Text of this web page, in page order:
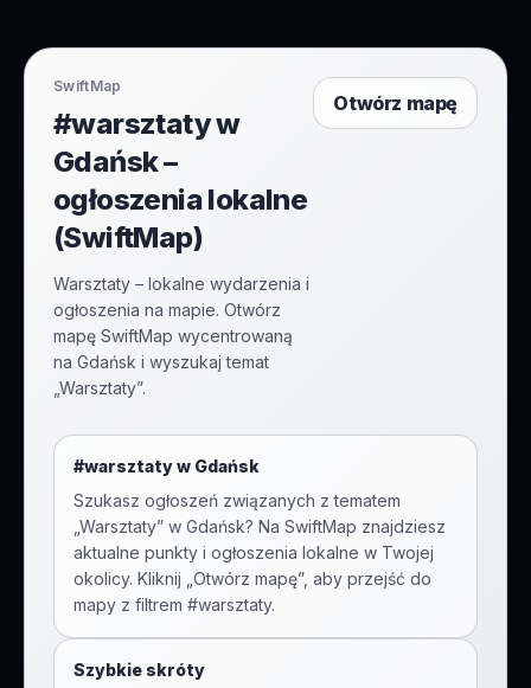
SwiftMap
#warsztaty w
Gdańsk –
ogłoszenia lokalne
(SwiftMap)
Warsztaty – lokalne wydarzenia i
ogłoszenia na mapie. Otwórz
mapę SwiftMap wycentrowaną
na Gdańsk i wyszukaj temat
„Warsztaty”.
Otwórz mapę
#warsztatyw Gdańsk
Szukasz ogłoszeń związanych z tematem
Warsztaty” w Gdańsk? Na SwiftMap znajdziesz
aktualne punkty i ogłoszenia lokalne w Twojej
okolicy. Kliknij „Otwórz mapę”, aby przejść do
mapy z filtrem #warsztaty.
Szybkie skróty